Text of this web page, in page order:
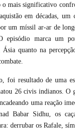
o mais significativo
em décadas, um
um míssil ar-ar de
episódio marca um
quanto na
foi resultado de uma
26 civis indianos. O
uma reação
Babar Sidhu, os
derrubar os Rafale,